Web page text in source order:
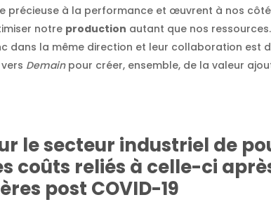
précieuse à la performance et œuvrent à nos
notre production autant que nos
dans la même direction et leur collaboration est
Demainpour créer, ensemble, de la valeur
le secteur industriel de
coûts reliés à celle-ci
post COVID-19